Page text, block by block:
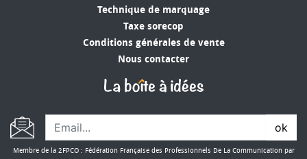
Technique de marquage
Taxe sorecop
Conditions générales de vente
Nous contacter
ok
Membre de la 2FPCO : Fédération Française des Professionnels De La Communication par